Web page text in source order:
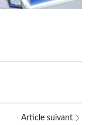
Article suivant